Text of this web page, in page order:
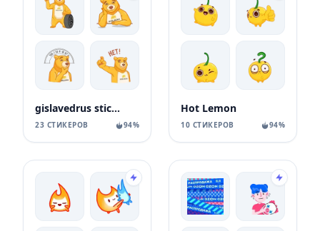
gislavedrus stickers
23 СТИКЕРОВ 94%
Hot Lemon
10 СТИКЕРОВ 94%